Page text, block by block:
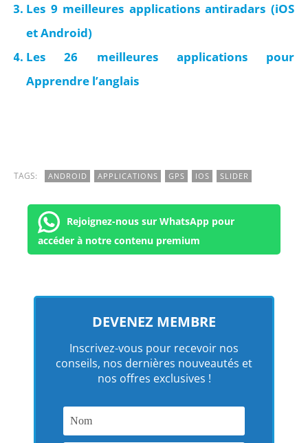
Les 9 meilleures applications antiradars (iOS
et Android)
Les 26 meilleures applications pour
Apprendre l’anglais
TAGS: ANDROID APPLICATIONS GPS IOS SLIDER
Rejoignez-nous sur WhatsApp pour
accéder à notre contenu premium
DEVENEZ MEMBRE
Inscrivez-vous pour recevoir nos
conseils, nos dernières nouveautés et
nos offres exclusives !